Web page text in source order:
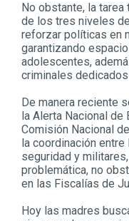
No obstante, la
de los tres niveles
reforzar políticas en
garantizando
adolescentes,
criminales
De manera reciente
la Alerta Nacional de
Comisión Nacional
la coordinación entre
seguridad y
problemática, no
en las Fiscalías de
Hoy las madres